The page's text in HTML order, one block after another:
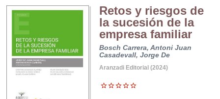
Retos y riesgos de
la sucesión de la
empresa familiar
Bosch Carrera, Antoni Juan
Casadevall, Jorge De
Aranzadi Editorial (2024)